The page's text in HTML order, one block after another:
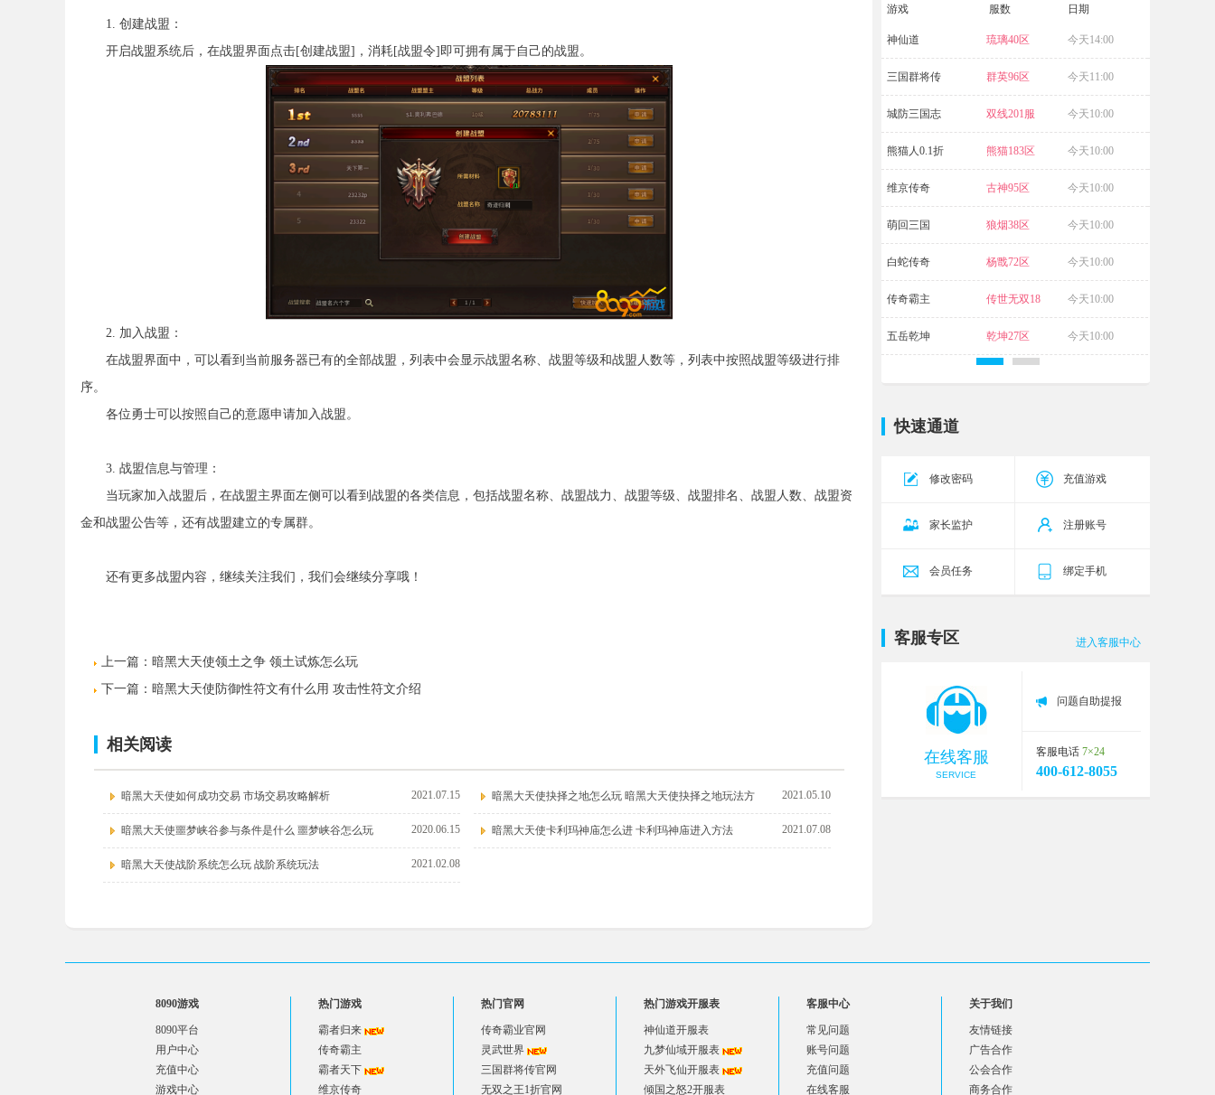
1. 创建战盟：
开启战盟系统后，在战盟界面点击[创建战盟]，消耗[战盟令]即可拥有属于自己的战盟。
2. 加入战盟：
在战盟界面中，可以看到当前服务器已有的全部战盟，列表中会显示战盟名称、战盟等级和战盟人数等，列表中按照战盟等级进行排
序。
各位勇士可以按照自己的意愿申请加入战盟。
3. 战盟信息与管理：
当玩家加入战盟后，在战盟主界面左侧可以看到战盟的各类信息，包括战盟名称、战盟战力、战盟等级、战盟排名、战盟人数、战盟资
金和战盟公告等，还有战盟建立的专属群。
还有更多战盟内容，继续关注我们，我们会继续分享哦！
上一篇： 暗黑大天使领土之争 领土试炼怎么玩
下一篇： 暗黑大天使防御性符文有什么用 攻击性符文介绍
相关阅读
暗黑大天使如何成功交易 市场交易攻略解析 2021.07.15 暗黑大天使抉择之地怎么玩 暗黑大天使抉择之地玩法方 2021.05.10
暗黑大天使噩梦峡谷参与条件是什么 噩梦峡谷怎么玩 2020.06.15 暗黑大天使卡利玛神庙怎么进 卡利玛神庙进入方法 2021.07.08
暗黑大天使战阶系统怎么玩 战阶系统玩法 2021.02.08
游戏 服数 日期
神仙道 琉璃40区 今天14:00
三国群将传 群英96区 今天11:00
城防三国志 双线201服 今天10:00
熊猫人0.1折 熊猫183区 今天10:00
维京传奇 古神95区 今天10:00
萌回三国 狼烟38区 今天10:00
白蛇传奇 杨戬72区 今天10:00
传奇霸主 传世无双18
区
今天10:00
五岳乾坤 乾坤27区 今天10:00
快速通道
修改密码 充值游戏
家长监护 注册账号
会员任务 绑定手机
进入客服中心
客服专区
在线客服
SERVICE
问题自助提报
客服电话 7×24
400-612-8055
8090游戏
8090平台
用户中心
充值中心
游戏中心
热门游戏
霸者归来
传奇霸主
霸者天下
维京传奇
热门官网
传奇霸业官网
灵武世界
三国群将传官网
无双之王1折官网
热门游戏开服表
神仙道开服表
九梦仙域开服表
天外飞仙开服表
倾国之怒2开服表
客服中心
常见问题
账号问题
充值问题
在线客服
关于我们
友情链接
广告合作
公会合作
商务合作